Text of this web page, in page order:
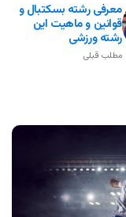
معرفی رشته بسکتبال و
قوانین و ماهیت این
رشته ورزشی
مطلب قبلی